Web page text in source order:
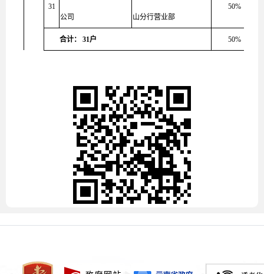
31
公司
山分行营业部
50%
合计： 31户 50%